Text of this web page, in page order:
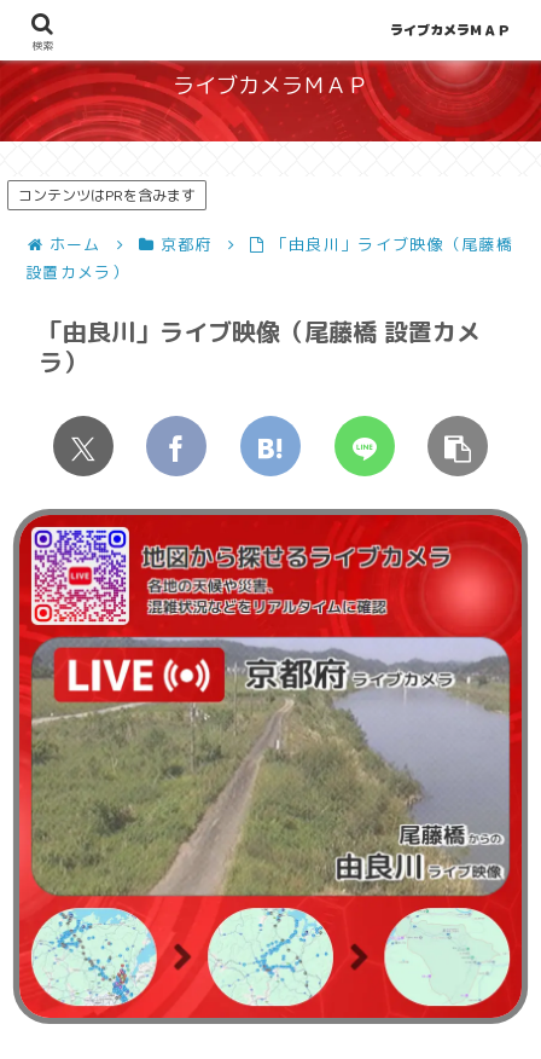
地図から探せる！天候や災害、混雑状況の把握に
ライブカメラＭＡＰ
コンテンツはPRを含みます
ホーム 京都府
「由良川」ライブ映像（尾藤橋
設置カメラ）
「由良川」ライブ映像（尾藤橋 設置カメ
ラ）
検索
ライブカメラＭＡＰ